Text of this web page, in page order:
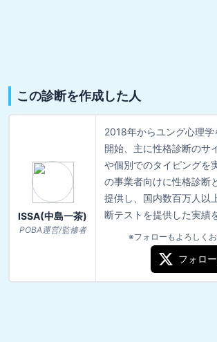
この診断を作成した人
ISSA(中島一茶)
POBA運営/監修者
2018年からユング心理学
開始、主に性格診断のサ
や個別でのタイピングを
の事業者向けに性格診断
提供し、国内数百万人以
断テストを提供した実績
※フォローもよろしく
フォロ